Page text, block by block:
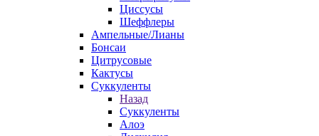
Циссусы
Шеффлеры
Ампельные/Лианы
Бонсаи
Цитрусовые
Кактусы
Суккуленты
Назад
Суккуленты
Алоэ